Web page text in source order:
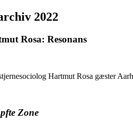
2022
Rosa: Resonans
Hartmut Rosa gæster
Zone